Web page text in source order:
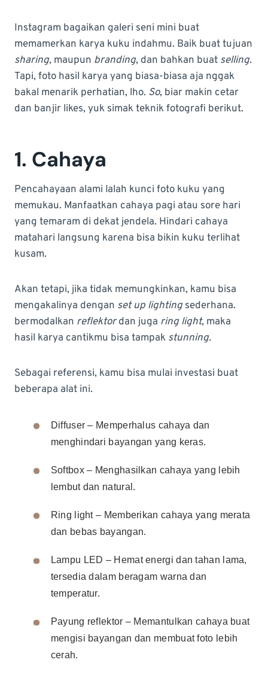
Instagram bagaikan galeri seni mini buat
memamerkan karya kuku indahmu. Baik buat tujuan
sharing, maupun branding, dan bahkan buat selling.
Tapi, foto hasil karya yang biasa-biasa aja nggak
bakal menarik perhatian, lho. So, biar makin cetar
dan banjir likes, yuk simak teknik fotografi berikut.
1. Cahaya
Pencahayaan alami Ialah kunci foto kuku yang
memukau. Manfaatkan cahaya pagi atau sore hari
yang temaram di dekat jendela. Hindari cahaya
matahari langsung karena bisa bikin kuku terlihat
kusam.
Akan tetapi, jika tidak memungkinkan, kamu bisa
mengakalinya dengan set up lightingsederhana.
bermodalkan reflektordan juga ring light, maka
hasil karya cantikmu bisa tampak stunning.
Sebagai referensi, kamu bisa mulai investasi buat
beberapa alat ini.
Diffuser – Memperhalus cahaya dan
menghindari bayangan yang keras.
Softbox – Menghasilkan cahaya yang lebih
lembut dan natural.
Ring light – Memberikan cahaya yang merata
dan bebas bayangan.
Lampu LED – Hemat energi dan tahan lama,
tersedia dalam beragam warna dan
temperatur.
Payung reflektor – Memantulkan cahaya buat
mengisi bayangan dan membuat foto lebih
cerah.